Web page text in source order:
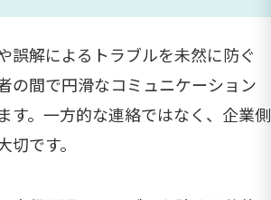
誤解によるトラブルを未然に防ぐ
の間で円滑なコミュニケーション
す。一方的な連絡ではなく、企業側
です。